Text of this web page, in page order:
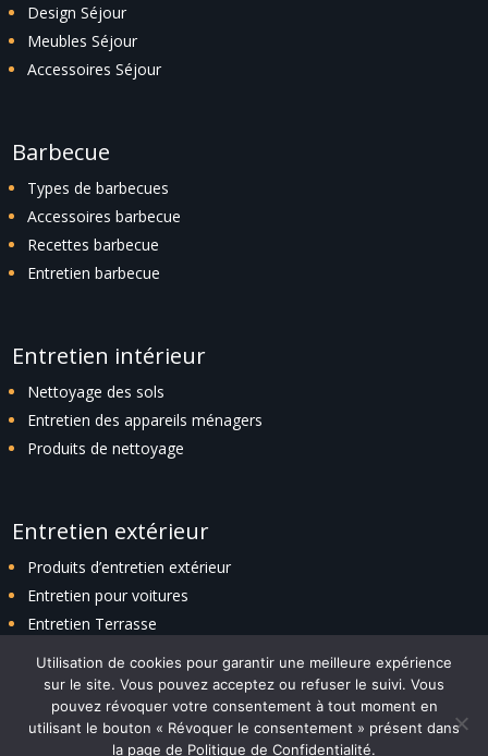
Design Séjour
Meubles Séjour
Accessoires Séjour
Barbecue
Types de barbecues
Accessoires barbecue
Recettes barbecue
Entretien barbecue
Entretien intérieur
Nettoyage des sols
Entretien des appareils ménagers
Produits de nettoyage
Entretien extérieur
Produits d’entretien extérieur
Entretien pour voitures
Entretien Terrasse
Plan du site| Politique de confidentialité| Contact
Utilisation de cookies pour garantir une meilleure expérience
sur le site. Vous pouvez acceptez ou refuser le suivi. Vous
pouvez révoquer votre consentement à tout moment en
utilisant le bouton « Révoquer le consentement » présent dans
la page de Politique de Confidentialité.